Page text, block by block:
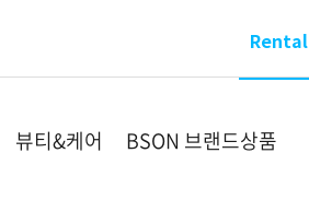
Rental
뷰티&케어 BSON 브랜드상품